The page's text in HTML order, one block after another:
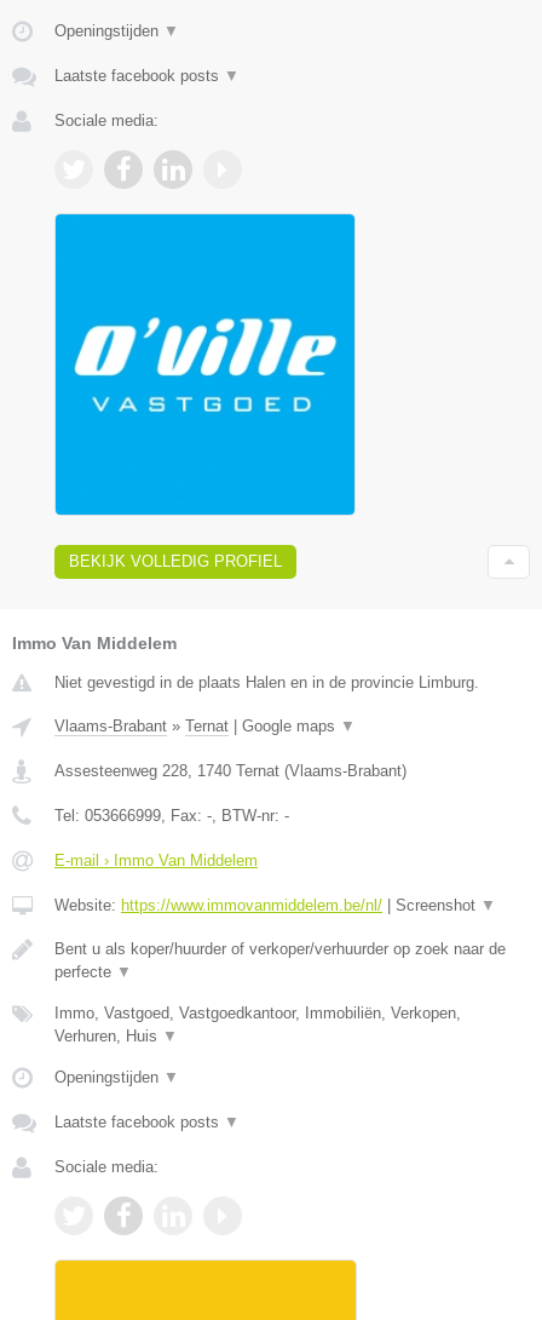
Openingstijden ▼
Laatste facebook posts ▼
Sociale media:
BEKIJK VOLLEDIG PROFIEL
Immo Van Middelem
Niet gevestigd in de plaats Halen en in de provincie Limburg.
Vlaams-Brabant » Ternat Google maps ▼
Assesteenweg 228 1740 Ternat (Vlaams-Brabant)
Tel: 053666999 , Fax: - , BTW-nr: -
E-mail › Immo Van Middelem
Website: https://www.immovanmiddelem.be/nl/ Screenshot ▼
Bent u als koper/huurder of verkoper/verhuurder op zoek naar de
perfecte ▼
Immo, Vastgoed, Vastgoedkantoor, Immobiliën, Verkopen,
Verhuren, Huis ▼
Openingstijden ▼
Laatste facebook posts ▼
Sociale media: